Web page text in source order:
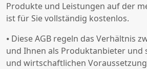
Produkte und Leistungen auf der
ist für Sie vollständig kostenlos.
⦁ Diese AGB regeln das Verhältnis
und Ihnen als Produktanbieter und
und wirtschaftlichen